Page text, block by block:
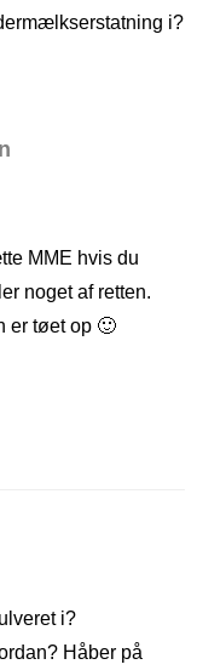
i?
MME hvis du
noget af retten.
er tøet op 🙂
i?
Håber på